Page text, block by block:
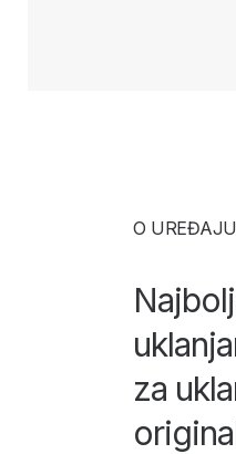
O UREĐAJU
za